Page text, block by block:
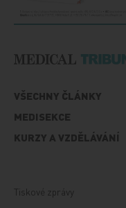
VŠECHNY ČLÁNKY
MEDISEKCE
KURZY A VZDĚLÁVÁNÍ
Tiskové zprávy